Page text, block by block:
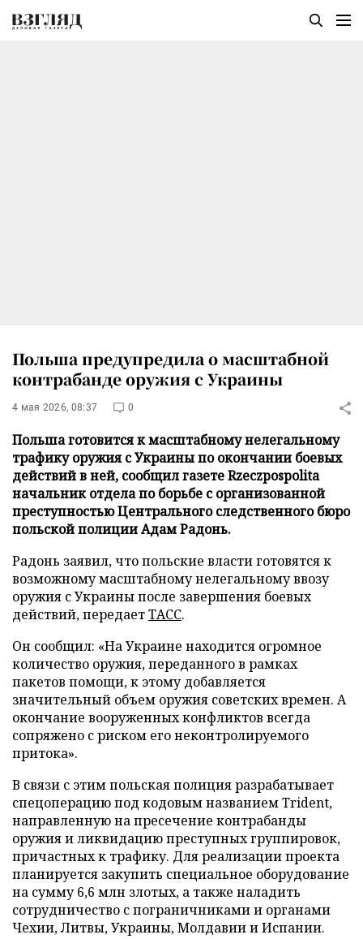
Польша предупредила о масштабной
контрабанде оружия с Украины
4 мая 2026, 08:37 0
Польша готовится к масштабному нелегальному
трафику оружия с Украины по окончании боевых
действий в ней, сообщил газете Rzeczpospolita
начальник отдела по борьбе с организованной
преступностью Центрального следственного бюро
польской полиции Адам Радонь.
Радонь заявил, что польские власти готовятся к
возможному масштабному нелегальному ввозу
оружия с Украины после завершения боевых
действий, передаетТАСС.
Он сообщил: «На Украине находится огромное
количество оружия, переданного в рамках
пакетов помощи, к этому добавляется
значительный объем оружия советских времен. А
окончание вооруженных конфликтов всегда
сопряжено с риском его неконтролируемого
притока».
В связи с этим польская полиция разрабатывает
спецоперацию под кодовым названием Trident,
направленную на пресечение контрабанды
оружия и ликвидацию преступных группировок,
причастных к трафику. Для реализации проекта
планируется закупить специальное оборудование
на сумму 6,6 млн злотых, а также наладить
сотрудничество с пограничниками и органами
Чехии, Литвы, Украины, Молдавии и Испании.